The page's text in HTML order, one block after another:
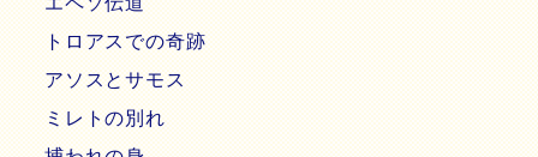
トロアスでの奇跡
アソスとサモス
ミレトの別れ